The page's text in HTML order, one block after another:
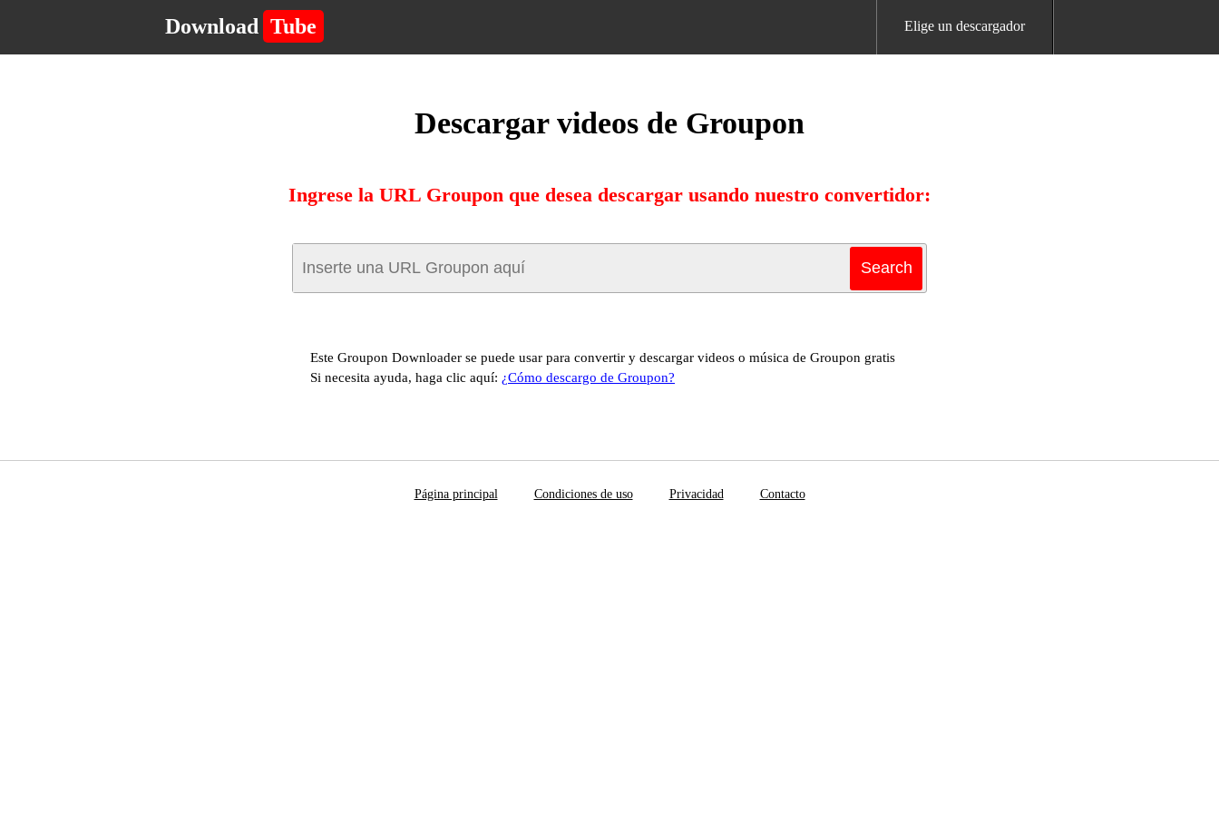
Download Tube Elige un descargador
Descargar videos de Groupon
Ingrese la URL Groupon que desea descargar usando nuestro convertidor:
Este Groupon Downloader se puede usar para convertir y descargar videos o música de Groupon gratis
Si necesita ayuda, haga clic aquí: ¿Cómo descargo de Groupon?
Página principal Condiciones de uso Privacidad Contacto